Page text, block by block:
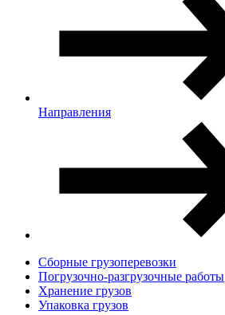
Направления
Сборные грузоперевозки
Погрузочно-разгрузочные работы
Хранение грузов
Упаковка грузов